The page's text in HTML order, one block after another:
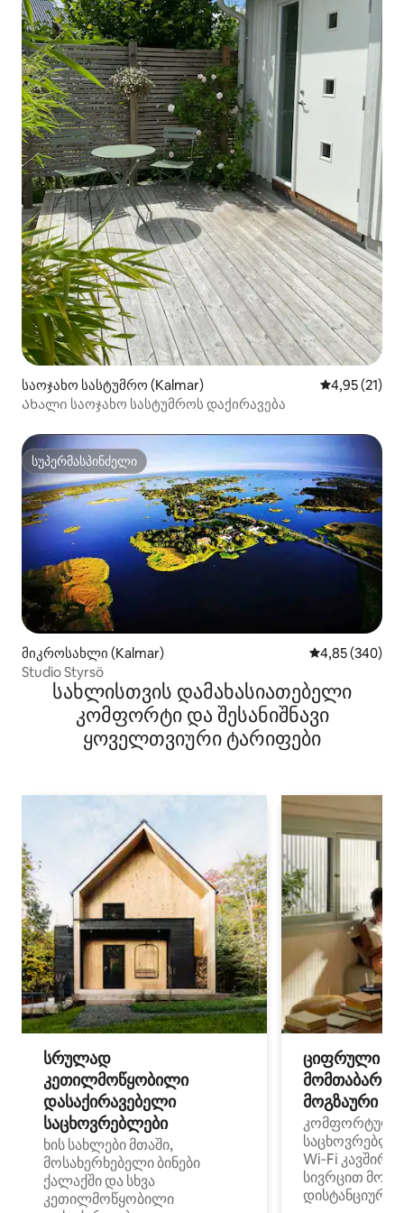
საოჯახო სასტუმრო (Kalmar) საშუალო
4,95 (21)
Ახალი საოჯახო სასტუმროს დაქირავება
სუპერმასპინძელი
სუპერმასპინძელი
მიკროსახლი (Kalmar) საშუალო
4,85 (340)
Studio Styrsö
სახლისთვის დამახასიათებელი
კომფორტი და შესანიშნავი
ყოველთვიური ტარიფები
სრულად
კეთილმოწყობილი
დასაქირავებელი
საცხოვრებლები
ხის სახლები მთაში,
მოსახერხებელი ბინები
ქალაქში და სხვა
კეთილმოწყობილი
ციფრული
მოგზაური
კომფორტული
Wi‑Fi
სივრცით
დისტანციური